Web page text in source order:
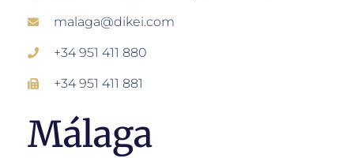
Málaga
malaga@dikei.com
+34 951 411 880
+34 951 411 881